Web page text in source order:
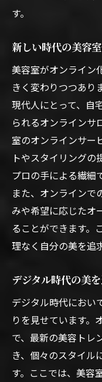
未来を切り
プロのアドバ
ロンの活用法
自宅でプ
オンライ
美容室の
オンライ
美容室オ
法
日常で活
す。
新しい時代の美容
美容室がオンライン
きく変わりつつあり
現代人にとって、自
られるオンラインサ
室のオンラインサー
トやスタイリングの
プロの手による繊細
また、オンラインで
みや希望に応じたオ
ることができます。
理なく自分の美を追
デジタル時代の美
デジタル時代におい
りを見せています。
で、最新の美容トレ
き、個々のスタイル
す。ここでは、美容